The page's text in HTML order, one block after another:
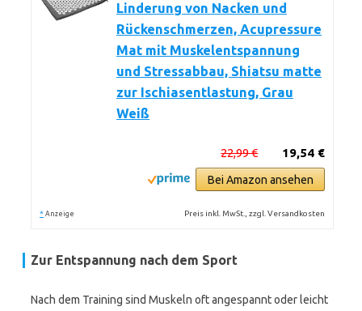
Linderung von Nacken und
Rückenschmerzen, Acupressure
Mat mit Muskelentspannung
und Stressabbau, Shiatsu matte
zur Ischiasentlastung, Grau
Weiß
19,54 €
22,99 €
Bei Amazon ansehen
* Anzeige Preis inkl. MwSt., zzgl. Versandkosten
Zur Entspannung nach dem Sport
Nach dem Training sind Muskeln oft angespannt oder leicht